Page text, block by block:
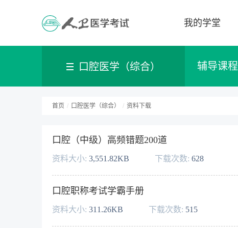
我的学堂
口腔医学（综合） 辅导课程
首页 / 口腔医学（综合） / 资料下载
口腔（中级）高频错题200道
资料大小: 3,551.82KB 下载次数: 628
口腔职称考试学霸手册
资料大小: 311.26KB 下载次数: 515